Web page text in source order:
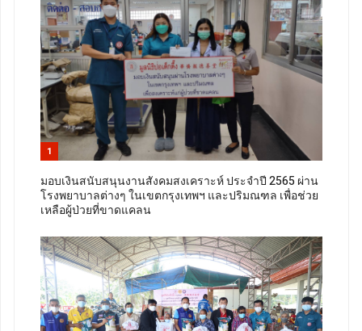
1
มอบเงินสนับสนุนงานสังคมสงเคราะห์ ประจำปี 2565 ผ่าน
โรงพยาบาลต่างๆ ในเขตกรุงเทพฯ และปริมณฑล เพื่อช่วย
เหลือผู้ป่วยที่ขาดแคลน